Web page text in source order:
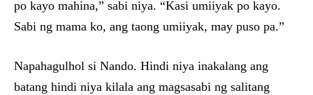
po kayo mahina,” sabi niya. “Kasi umiiyak po kayo.
Sabi ng mama ko, ang taong umiiyak, may puso pa.”
Napahagulhol si Nando. Hindi niya inakalang ang
batang hindi niya kilala ang magsasabi ng salitang